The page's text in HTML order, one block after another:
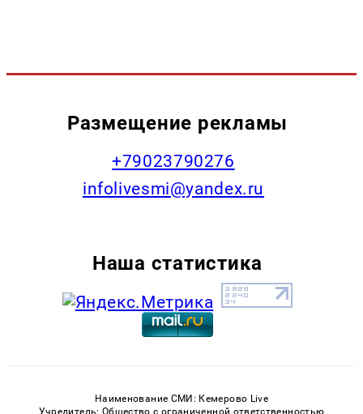
Размещение рекламы
+79023790276
infolivesmi@yandex.ru
Наша статистика
Наименование СМИ: Кемерово Live
Учредитель: Общество с ограниченной ответственностью